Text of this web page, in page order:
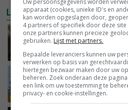
LAATSTE NIEUWS
‘Samenwerking A-
zorgen voor meer
VANDAAG, 16:01
Internationale
groot: Nederland in
VANDAAG, 15:33
Uw persoonsgegevens worden
apparaat (cookies, unieke ID's en
kan worden opgeslagen door,
4 partners of specifiek door deze
onze partners kunnen precieze
gebruiken. Lijst met partners.
Bepaalde leveranciers kunnen uw
verwerken op basis van
hiertegen bezwaar maken door uw
beheren. Zoek onderaan deze
een link om uw toestemming te
privacy- en cookie-instellingen.